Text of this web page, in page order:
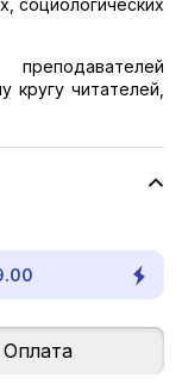
социологических
кругу читателей,
Оплата